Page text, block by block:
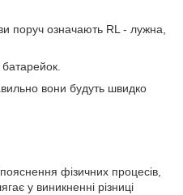
поруч означають RL - лужна,
батарейок.
вони будуть швидко
фізичних процесів,
у виникненні різниці